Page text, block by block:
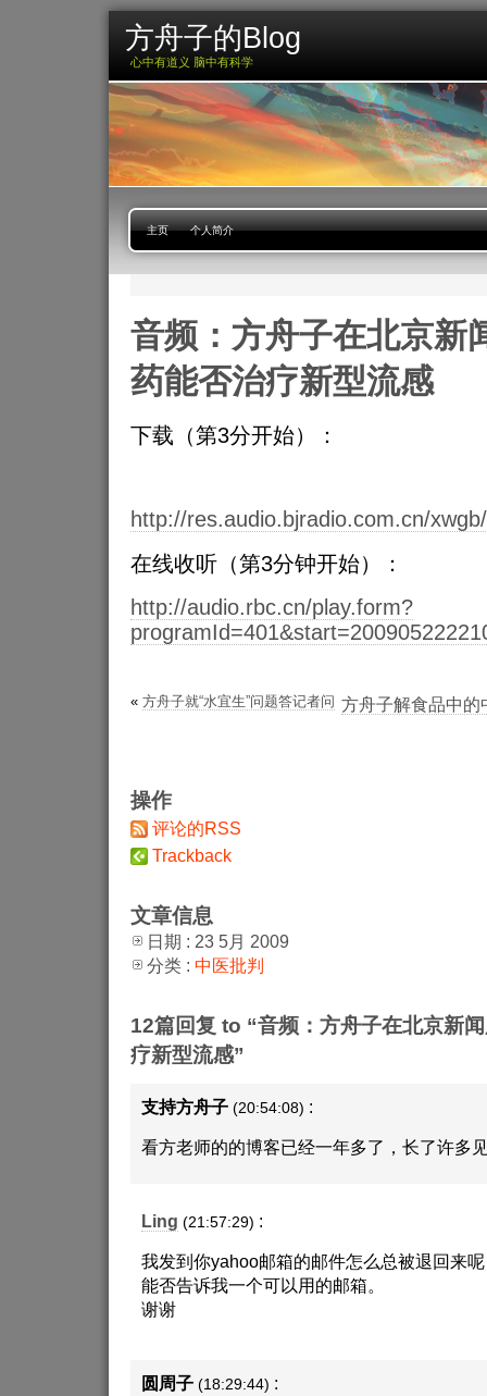
方舟子的Blog
心中有道义 脑中有科学
主页 个人简介
音频：方舟子在北京新
药能否治疗新型流感
下载（第3分开始）：
http://res.audio.bjradio.com.cn/
在线收听（第3分钟开始）：
http://audio.rbc.cn/play.form?
« 方舟子就“水宜生”问题答记者问 方舟子解食品中的
操作
评论的RSS
Trackback
文章信息
日期 : 23 5月 2009
分类 : 中医批判
12篇回复 to “音频：方舟子在北京新
疗新型流感”
支持方舟子 (20:54:08) :
看方老师的的博客已经一年多了，长了许多
Ling (21:57:29) :
我发到你yahoo邮箱的邮件怎么总被退回来
能否告诉我一个可以用的邮箱。
谢谢
圆周子 (18:29:44) :